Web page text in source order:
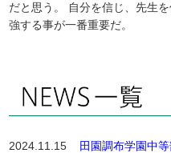
だと思う。 自分を信じ、先生
強する事が一番重要だ。
2024.11.15
田園調布学園中